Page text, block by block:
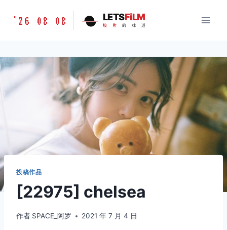
胶
味
道
LETSFILM
'26 08 08 LETSFiLM
胶 片 的 味 道
投稿作品
[22975] chelsea
作者 SPACE_阿罗 2021 年 7 月 4 日